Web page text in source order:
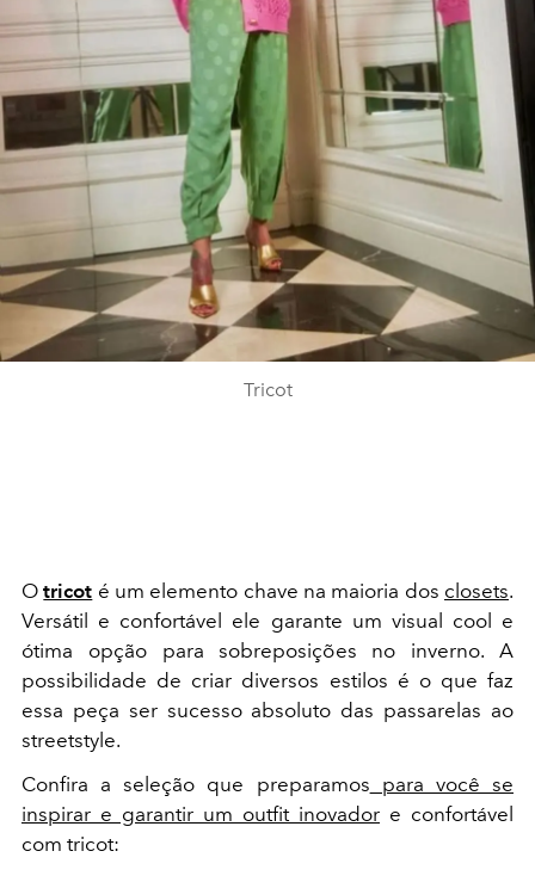
Tricot
Otricot é um elemento chave na maioria dos closets.
Versátil e confortável ele garante um visual cool e
ótima opção para sobreposições no inverno. A
possibilidade de criar diversos estilos é o que faz
essa peça ser sucesso absoluto das passarelas ao
streetstyle.
Confira a seleção que preparamos para você se
inspirar e garantir um outfit inovador e confortável
com tricot: